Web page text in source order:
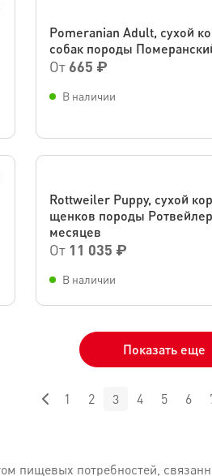
Pomeranian Adult, сухой
собак породы
От 665 ₽
В наличии
Rottweiler Puppy, сухой
щенков породы
месяцев
От 11 035 ₽
В наличии
Показать еще
1 2 3 4 5 6
пищевых потребностей,